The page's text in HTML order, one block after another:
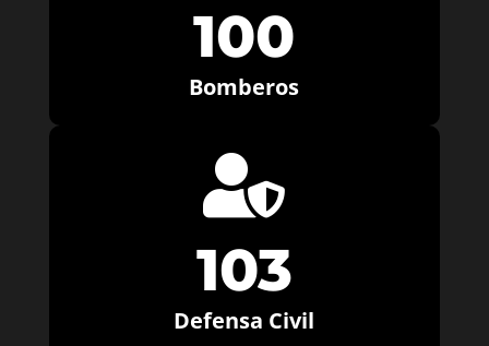
100
Bomberos

103
Defensa Civil